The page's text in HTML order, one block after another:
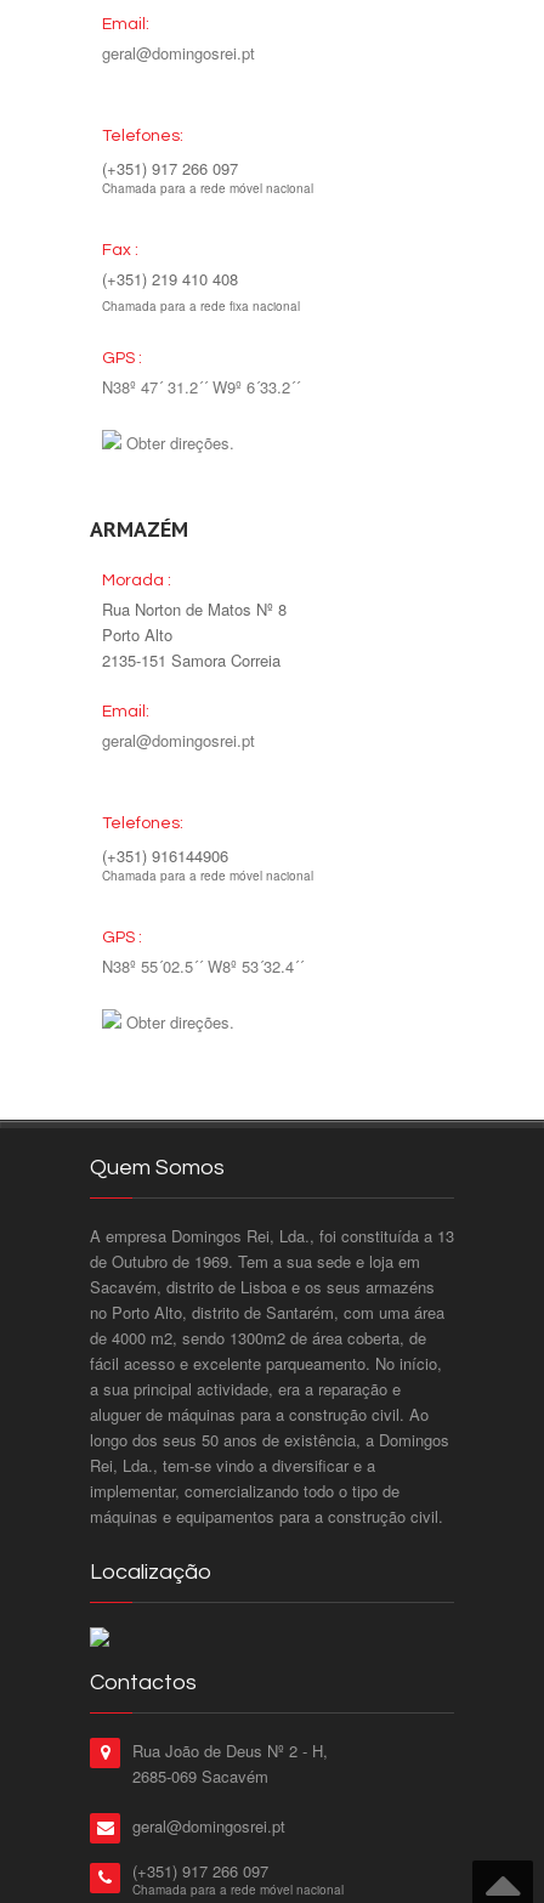
Email:
geral@domingosrei.pt
Telefones:
(+351) 917 266 097
Chamada para a rede móvel nacional
Fax :
(+351) 219 410 408
Chamada para a rede fixa nacional
GPS :
N38º 47´ 31.2´´ W9º 6´33.2´´
Obter direções.
ARMAZÉM
Morada :
Rua Norton de Matos Nº 8
Porto Alto
2135-151 Samora Correia
Email:
geral@domingosrei.pt
Telefones:
(+351) 916144906
Chamada para a rede móvel nacional
GPS :
N38º 55´02.5´´ W8º 53´32.4´´
Obter direções.
Quem Somos
A empresa Domingos Rei, Lda., foi constituída a 13
de Outubro de 1969. Tem a sua sede e loja em
Sacavém, distrito de Lisboa e os seus armazéns
no Porto Alto, distrito de Santarém, com uma área
de 4000 m2, sendo 1300m2 de área coberta, de
fácil acesso e excelente parqueamento. No início,
a sua principal actividade, era a reparação e
aluguer de máquinas para a construção civil. Ao
longo dos seus 50 anos de existência, a Domingos
Rei, Lda., tem-se vindo a diversificar e a
implementar, comercializando todo o tipo de
máquinas e equipamentos para a construção civil.
Localização
Contactos
Rua João de Deus Nº 2 - H,
2685-069 Sacavém
geral@domingosrei.pt
(+351) 917 266 097
Chamada para a rede móvel nacional